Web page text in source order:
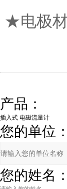
★电极
产品：
您的单位：
您的姓名：